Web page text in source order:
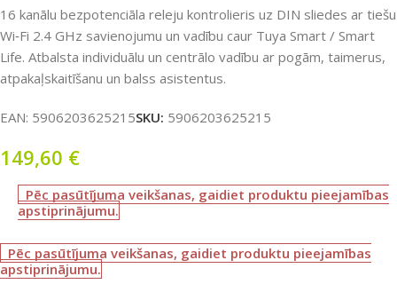
16 kanālu bezpotenciāla releju kontrolieris uz DIN sliedes ar tiešu
Wi‑Fi 2.4 GHz savienojumu un vadību caur Tuya Smart / Smart
Life. Atbalsta individuālu un centrālo vadību ar pogām, taimerus,
atpakaļskaitīšanu un balss asistentus.
EAN: 5906203625215SKU: 5906203625215
149,60 €
Pēc pasūtījuma veikšanas, gaidiet produktu pieejamības
apstiprinājumu.
Pēc pasūtījuma veikšanas, gaidiet produktu pieejamības
apstiprinājumu.